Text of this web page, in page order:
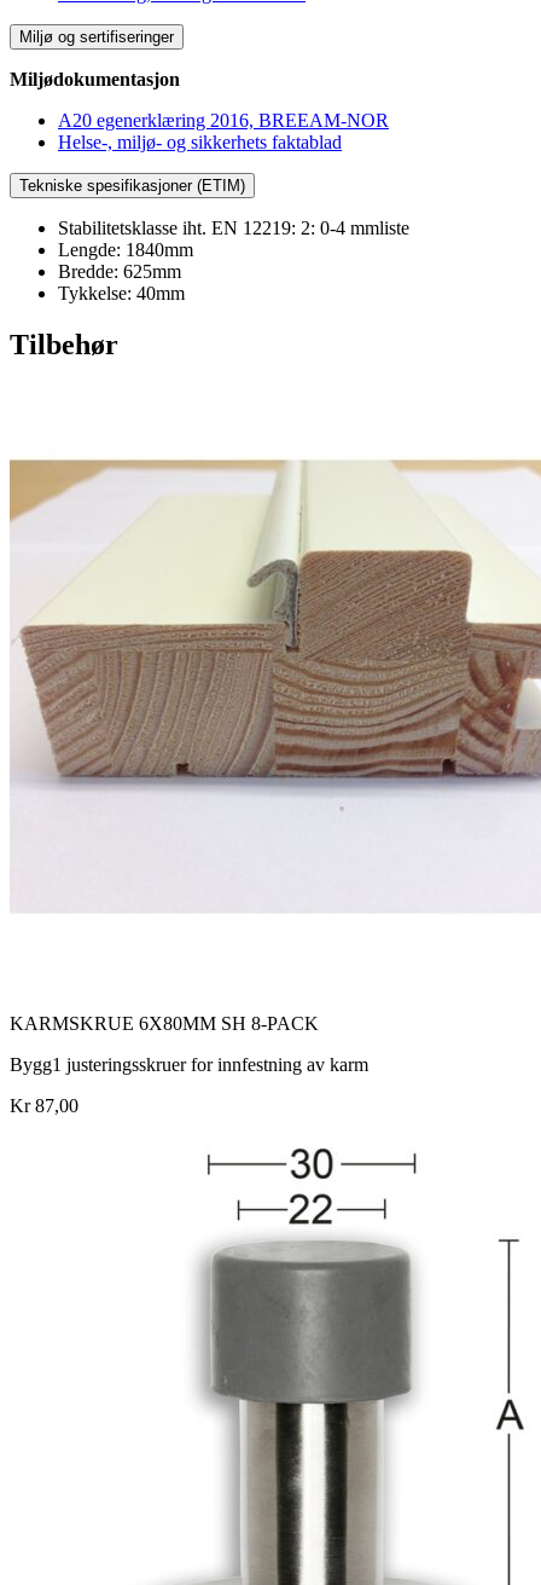
Miljø og sertifiseringer
Miljødokumentasjon
A20 egenerklæring 2016, BREEAM-NOR
Helse-, miljø- og sikkerhets faktablad
Tekniske spesifikasjoner (ETIM)
Stabilitetsklasse iht. EN 12219: 2: 0-4 mmliste
Lengde: 1840mm
Bredde: 625mm
Tykkelse: 40mm
Tilbehør
KARMSKRUE 6X80MM SH 8-PACK
Bygg1 justeringsskruer for innfestning av karm
Kr 87,00